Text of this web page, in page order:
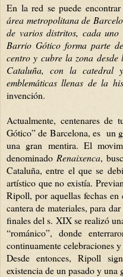
En la red se puede
área metropolitana de
de varios distritos, cada
Barrio Gótico forma parte
centro y cubre la zona
Cataluña, con la catedral
emblemáticas llenas de la
invención.
Actualmente, centenares de
Gótico” de Barcelona, es un
una gran mentira. El
denominado Renaixenca,
Cataluña, entre el que se
artístico que no existía.
Ripoll, por aquellas fechas
cantera de materiales, para
finales del s. XIX se realizó
“románico”, donde
continuamente celebraciones
Desde entonces, Ripoll
existencia de un pasado y